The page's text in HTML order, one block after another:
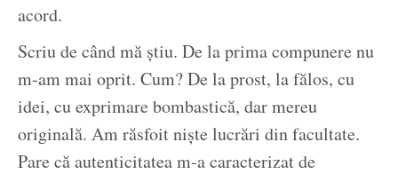
acord.
Scriu de când mă știu. De la prima compunere nu
m-am mai oprit. Cum? De la prost, la fălos, cu
idei, cu exprimare bombastică, dar mereu
originală. Am răsfoit niște lucrări din facultate.
Pare că autenticitatea m-a caracterizat de